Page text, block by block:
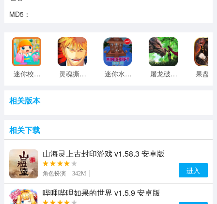
MD5：
迷你校园公主购物 v1.2 安卓版 灵魂撕裂桃子折扣版 v1.23.44 安卓版 迷你水世界手机游戏 v1.8 安卓版 屠龙破晓手游果盘版
相关版本
相关下载
山海灵上古封印游戏 v1.58.3 安卓版
角色扮演 342M 进入
哔哩哔哩如果的世界 v1.5.9 安卓版